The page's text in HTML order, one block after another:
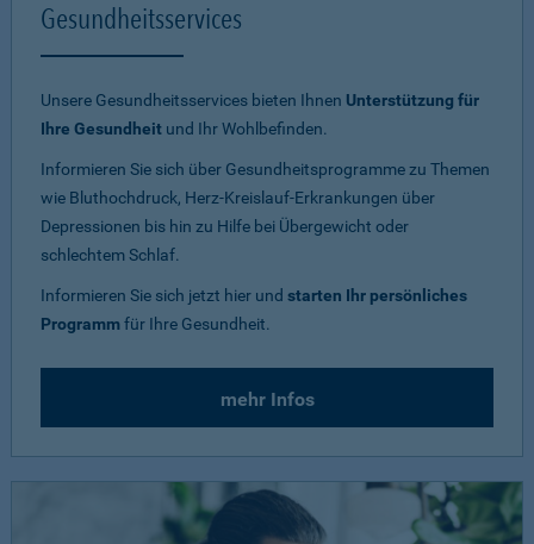
Gesundheitsservices
Unsere Gesundheitsservices bieten Ihnen Unterstützung für
Ihre Gesundheit und Ihr Wohlbefinden.
Informieren Sie sich über Gesundheitsprogramme zu Themen
wie Bluthochdruck, Herz-Kreislauf-Erkrankungen über
Depressionen bis hin zu Hilfe bei Übergewicht oder
schlechtem Schlaf.
Informieren Sie sich jetzt hier und starten Ihr persönliches
Programmfür Ihre Gesundheit.
mehr Infos